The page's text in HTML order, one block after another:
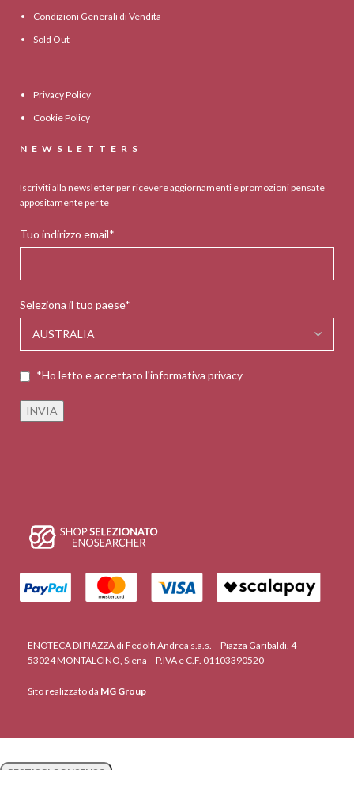
Condizioni Generali di Vendita
Sold Out
Privacy Policy
Cookie Policy
NEWSLETTERS
Iscriviti alla newsletter per ricevere aggiornamenti e promozioni pensate
appositamente per te
Tuo indirizzo email*
Seleziona il tuo paese*
*Ho letto e accettato l'informativa privacy
ENOTECA DI PIAZZA di Fedolfi Andrea s.a.s. – Piazza Garibaldi, 4 –
53024 MONTALCINO, Siena – P.IVA e C.F. 01103390520
Sito realizzato da MG Group
GESTISCI CONSENSO